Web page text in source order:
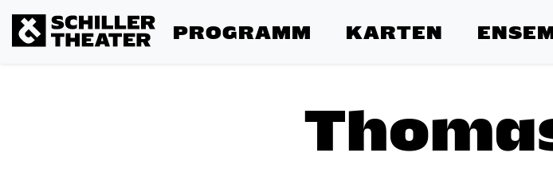
PROGRAMM KARTEN